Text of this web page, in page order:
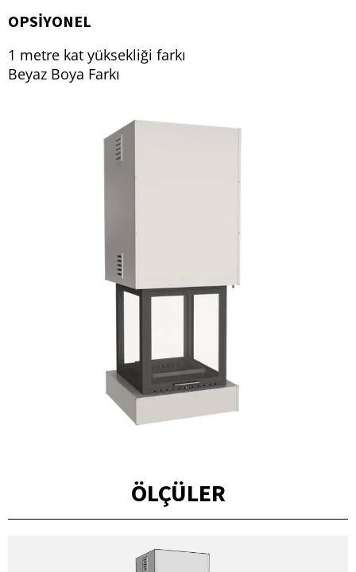
OPSIYONEL
1 metre kat yüksekliği farkı
Beyaz Boya Farkı
ÖLÇÜLER